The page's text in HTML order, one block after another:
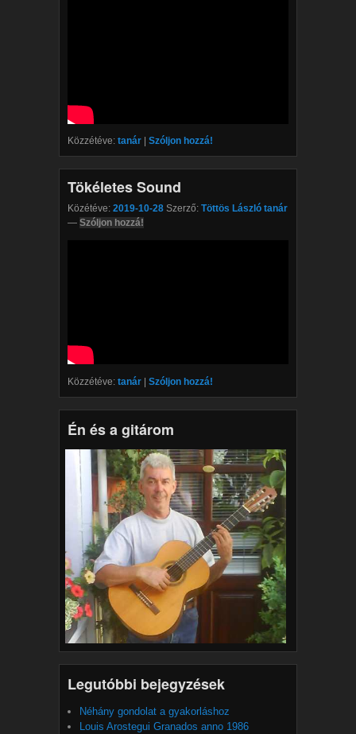
Közzétéve: tanár Szóljon hozzá!
Tökéletes Sound
Közétéve: 2019-10-28 Szerző: Töttös László tanár
— Szóljon hozzá!
Közzétéve: tanár Szóljon hozzá!
Én és a gitárom
Legutóbbi bejegyzések
Néhány gondolat a gyakorláshoz
Louis Arostegui Granados anno 1986